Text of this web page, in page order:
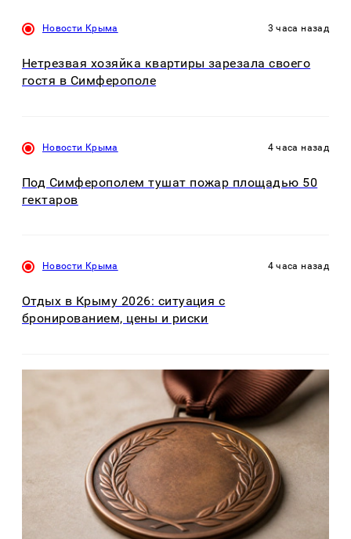
Новости Крыма 3 часа назад
Нетрезвая хозяйка квартиры зарезала своего
гостя в Симферополе
Новости Крыма 4 часа назад
Под Симферополем тушат пожар площадью 50
гектаров
Новости Крыма 4 часа назад
Отдых в Крыму 2026: ситуация с
бронированием, цены и риски